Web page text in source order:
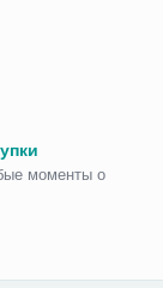
моменты о